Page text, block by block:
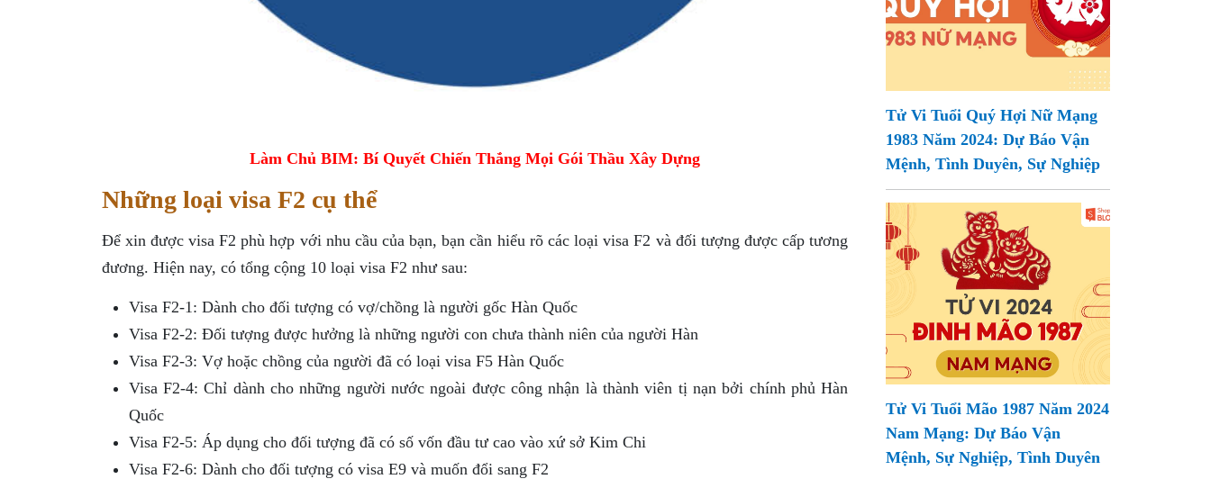
Làm Chủ BIM: Bí Quyết Chiến Thắng Mọi Gói Thầu Xây Dựng
Những loại visa F2 cụ thể
Để xin được visa F2 phù hợp với nhu cầu của bạn, bạn cần hiểu rõ các loại visa F2 và đối tượng được cấp tương
đương. Hiện nay, có tổng cộng 10 loại visa F2 như sau:
Visa F2-1: Dành cho đối tượng có vợ/chồng là người gốc Hàn Quốc
Visa F2-2: Đối tượng được hưởng là những người con chưa thành niên của người Hàn
Visa F2-3: Vợ hoặc chồng của người đã có loại visa F5 Hàn Quốc
Visa F2-4: Chỉ dành cho những người nước ngoài được công nhận là thành viên tị nạn bởi chính phủ Hàn
Quốc
Visa F2-5: Áp dụng cho đối tượng đã có số vốn đầu tư cao vào xứ sở Kim Chi
Visa F2-6: Dành cho đối tượng có visa E9 và muốn đổi sang F2
Tử Vi Tuổi Quý Hợi Nữ Mạng
1983 Năm 2024: Dự Báo Vận
Mệnh, Tình Duyên, Sự Nghiệp
Tử Vi Tuổi Mão 1987 Năm 2024
Nam Mạng: Dự Báo Vận
Mệnh, Sự Nghiệp, Tình Duyên